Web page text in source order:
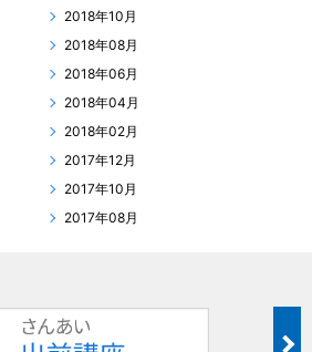
2018年10月
2018年08月
2018年06月
2018年04月
2018年02月
2017年12月
2017年10月
2017年08月